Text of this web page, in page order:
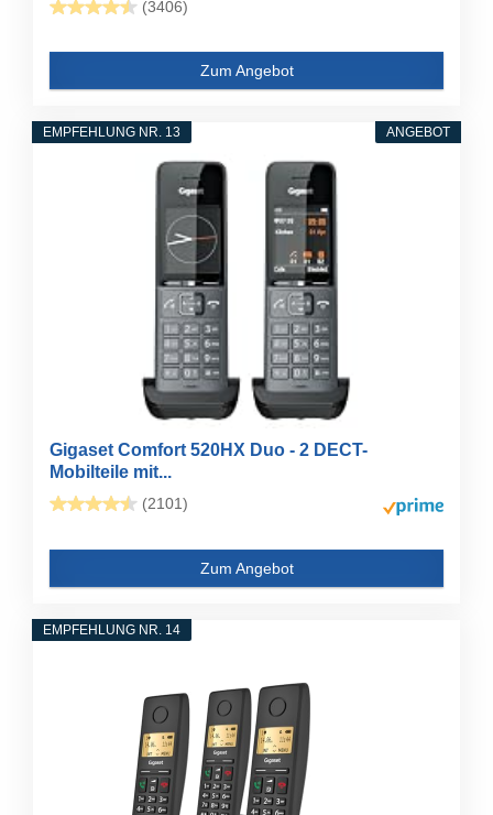
(3406)
Zum Angebot
ANGEBOT
EMPFEHLUNG NR. 13
Gigaset Comfort 520HX Duo - 2 DECT-
Mobilteile mit...
(2101)
Zum Angebot
EMPFEHLUNG NR. 14